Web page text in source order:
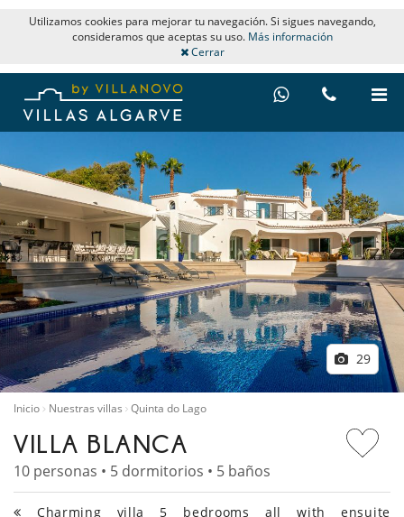
Utilizamos cookies para mejorar tu navegación. Si sigues navegando,
consideramos que aceptas su uso. Más información
Cerrar
29
Inicio Nuestras villas Quinta do Lago
VILLA BLANCA
10 personas • 5 dormitorios • 5 baños
Charming villa 5 bedrooms all with ensuite